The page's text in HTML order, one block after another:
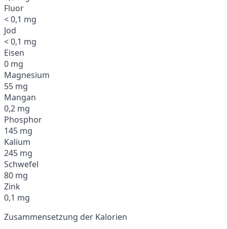
Fluor
< 0,1 mg
Jod
< 0,1 mg
Eisen
0 mg
Magnesium
55 mg
Mangan
0,2 mg
Phosphor
145 mg
Kalium
245 mg
Schwefel
80 mg
Zink
0,1 mg
Zusammensetzung der Kalorien